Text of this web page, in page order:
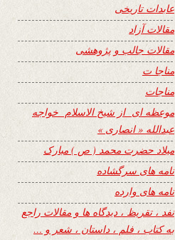
عابدات تاریخی
مقالات آزاد
مقالات جالب و پژوهشی
مناجا ت
مناجات
موعظه ای از شیخ الاسلام خواجه
عبدالله « انصاری »
میلاد حضرت محمد ( ص ) مبارک
نامه های سرگشاده
نامه های وارده
نفد ، تقریظ ، دیدگاه ها و مقالات راجع
به کتاب ، فلم ، داستان ، شعر و …